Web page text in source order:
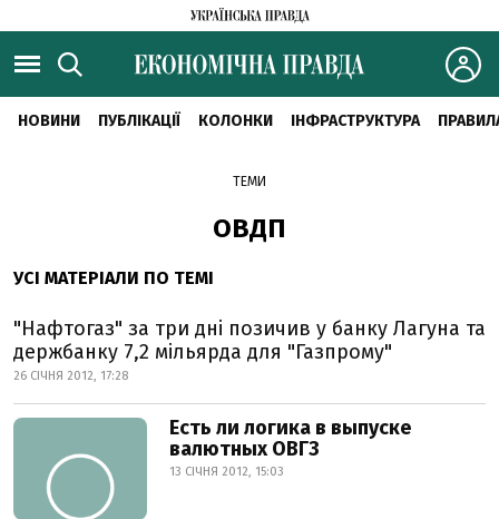
НОВИНИ ПУБЛІКАЦІЇ КОЛОНКИ ІНФРАСТРУКТУРА
ТЕМИ
ОВДП
УСІ МАТЕРІАЛИ ПО ТЕМІ
"Нафтогаз" за три дні позичив у банку Лагуна та
держбанку 7,2 мільярда для "Газпрому"
26 СІЧНЯ 2012, 17:28
Есть ли логика в выпуске
валютных ОВГЗ
13 СІЧНЯ 2012, 15:03